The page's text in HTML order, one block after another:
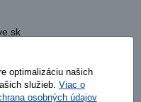
13:00 - 15:30
optimalizáciu našich
služieb. Viac o
osobných údajov